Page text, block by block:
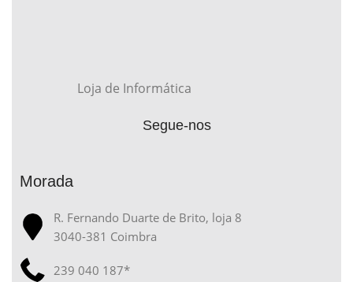
Loja de Informática
Segue-nos
Morada
R. Fernando Duarte de Brito, loja 8
3040-381 Coimbra
239 040 187*